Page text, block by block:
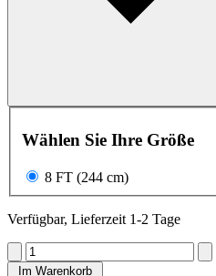
Wählen Sie Ihre Größe
8 FT (244 cm)
Verfügbar, Lieferzeit 1-2 Tage
Im Warenkorb